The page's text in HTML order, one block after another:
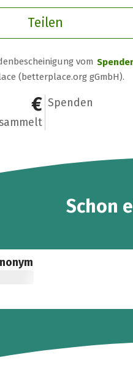
Teilen
vom
(betterplace.org gGmbH).
10 €
1
Spenden
Schon